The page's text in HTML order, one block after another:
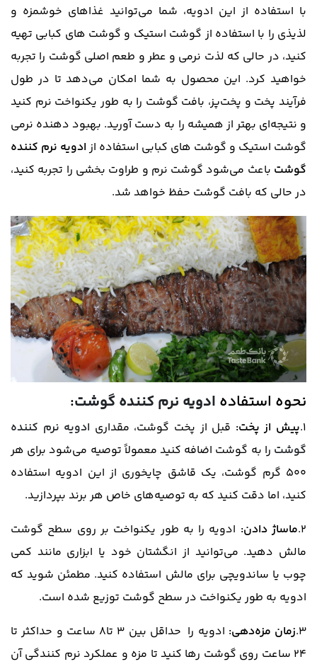
با استفاده از این ادویه، شما می‌توانید غذاهای خوشمزه و
لذیذی را با استفاده از گوشت استیک و گوشت های کبابی تهیه
کنید، در حالی که لذت نرمی و عطر و طعم اصلی گوشت را تجربه
خواهید کرد. این محصول به شما امکان می‌دهد تا در طول
فرآیند پخت و پخت‌پز، بافت گوشت را به طور یکنواخت نرم کنید
و نتیجه‌ای بهتر از همیشه را به دست آورید. بهبود دهنده نرمی
گوشت استیک و گوشت های کبابی استفاده از ادویه نرم کننده
گوشت باعث می‌شود گوشت نرم و طراوت بخشی را تجربه کنید،
در حالی که بافت گوشت حفظ خواهد شد.
نحوه استفاده ادویه نرم کننده گوشت:
1. پیش از پخت: قبل از پخت گوشت، مقداری ادویه نرم کننده
گوشت را به گوشت اضافه کنید معمولاً توصیه می‌شود برای هر
500 گرم گوشت، یک قاشق چایخوری از این ادویه استفاده
کنید، اما دقت کنید که به توصیه‌های خاص هر برند بپردازید.
2. ماساژ دادن: ادویه را به طور یکنواخت بر روی سطح گوشت
مالش دهید. می‌توانید از انگشتان خود یا ابزاری مانند کمی
چوب یا ساندویچی برای مالش استفاده کنید. مطمئن شوید که
ادویه به طور یکنواخت در سطح گوشت توزیع شده است.
3. زمان مزه‌دهی:
ادویه را حداقل بین 3 تا8 ساعت و حداکثر تا
24 ساعت روی گوشت رها کنید تا مزه و عملکرد نرم کنندگی آن